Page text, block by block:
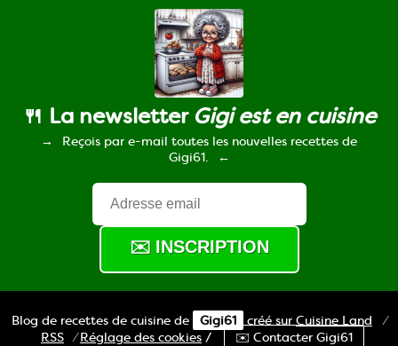
🍴 La newsletter Gigi est en cuisine
Reçois par e-mail toutes les nouvelles recettes de
Gigi61.
Blog de recettes de cuisine de Gigi61 créé sur Cuisine Land
⁄
RSS ⁄Réglage des cookies / ✉️ Contacter Gigi61